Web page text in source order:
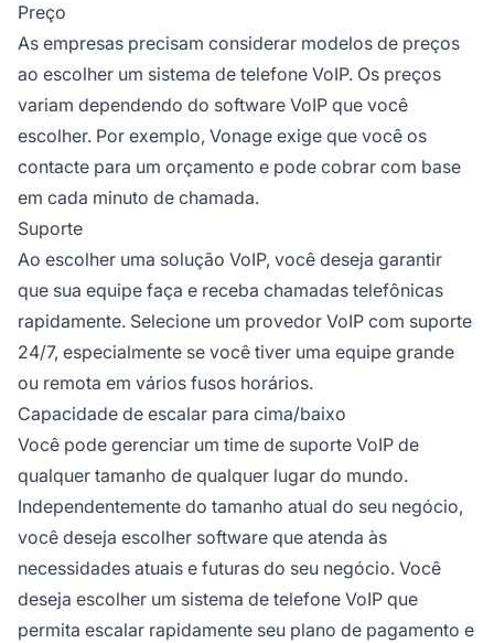
Preço
As empresas precisam considerar modelos de preços
ao escolher um sistema de telefone VoIP. Os preços
variam dependendo do software VoIP que você
escolher. Por exemplo, Vonage exige que você os
contacte para um orçamento e pode cobrar com base
em cada minuto de chamada.
Suporte
Ao escolher uma solução VoIP, você deseja garantir
que sua equipe faça e receba chamadas telefônicas
rapidamente. Selecione um provedor VoIP com suporte
24/7, especialmente se você tiver uma equipe grande
ou remota em vários fusos horários.
Capacidade de escalar para cima/baixo
Você pode gerenciar um time de suporte VoIP de
qualquer tamanho de qualquer lugar do mundo.
Independentemente do tamanho atual do seu negócio,
você deseja escolher software que atenda às
necessidades atuais e futuras do seu negócio. Você
deseja escolher um sistema de telefone VoIP que
permita escalar rapidamente seu plano de pagamento e